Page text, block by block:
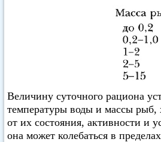
Величину суточного рациона
температуры воды и массы рыб,
от их состояния, активности и
она может колебаться в